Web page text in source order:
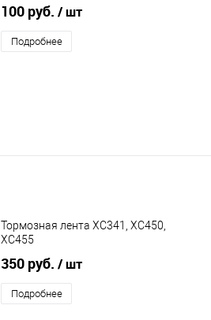
100 руб. / шт
Подробнее
Тормозная лента XC341, XC450,
XC455
350 руб. / шт
Подробнее